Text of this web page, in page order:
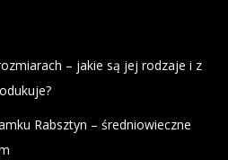
– jakie są jej rodzaje i z
Rabsztyn – średniowieczne